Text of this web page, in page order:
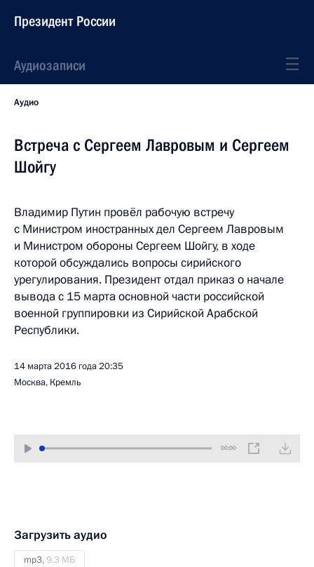
Президент России
Аудиозаписи
Аудио
Встреча с Сергеем Лавровым и Сергеем
Шойгу
Владимир Путин провёл рабочую встречу
с Министром иностранных дел Сергеем Лавровым
и Министром обороны Сергеем Шойгу, в ходе
которой обсуждались вопросы сирийского
урегулирования. Президент отдал приказ о начале
вывода с 15 марта основной части российской
военной группировки из Сирийской Арабской
Республики.
14 марта 2016 года20:35
Москва, Кремль
00:00
Загрузить аудио
mp3,9.3 МБ